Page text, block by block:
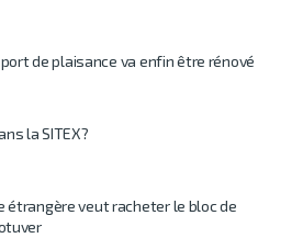
port de plaisance va enfin être rénové
la SITEX?
étrangère veut racheter le bloc de